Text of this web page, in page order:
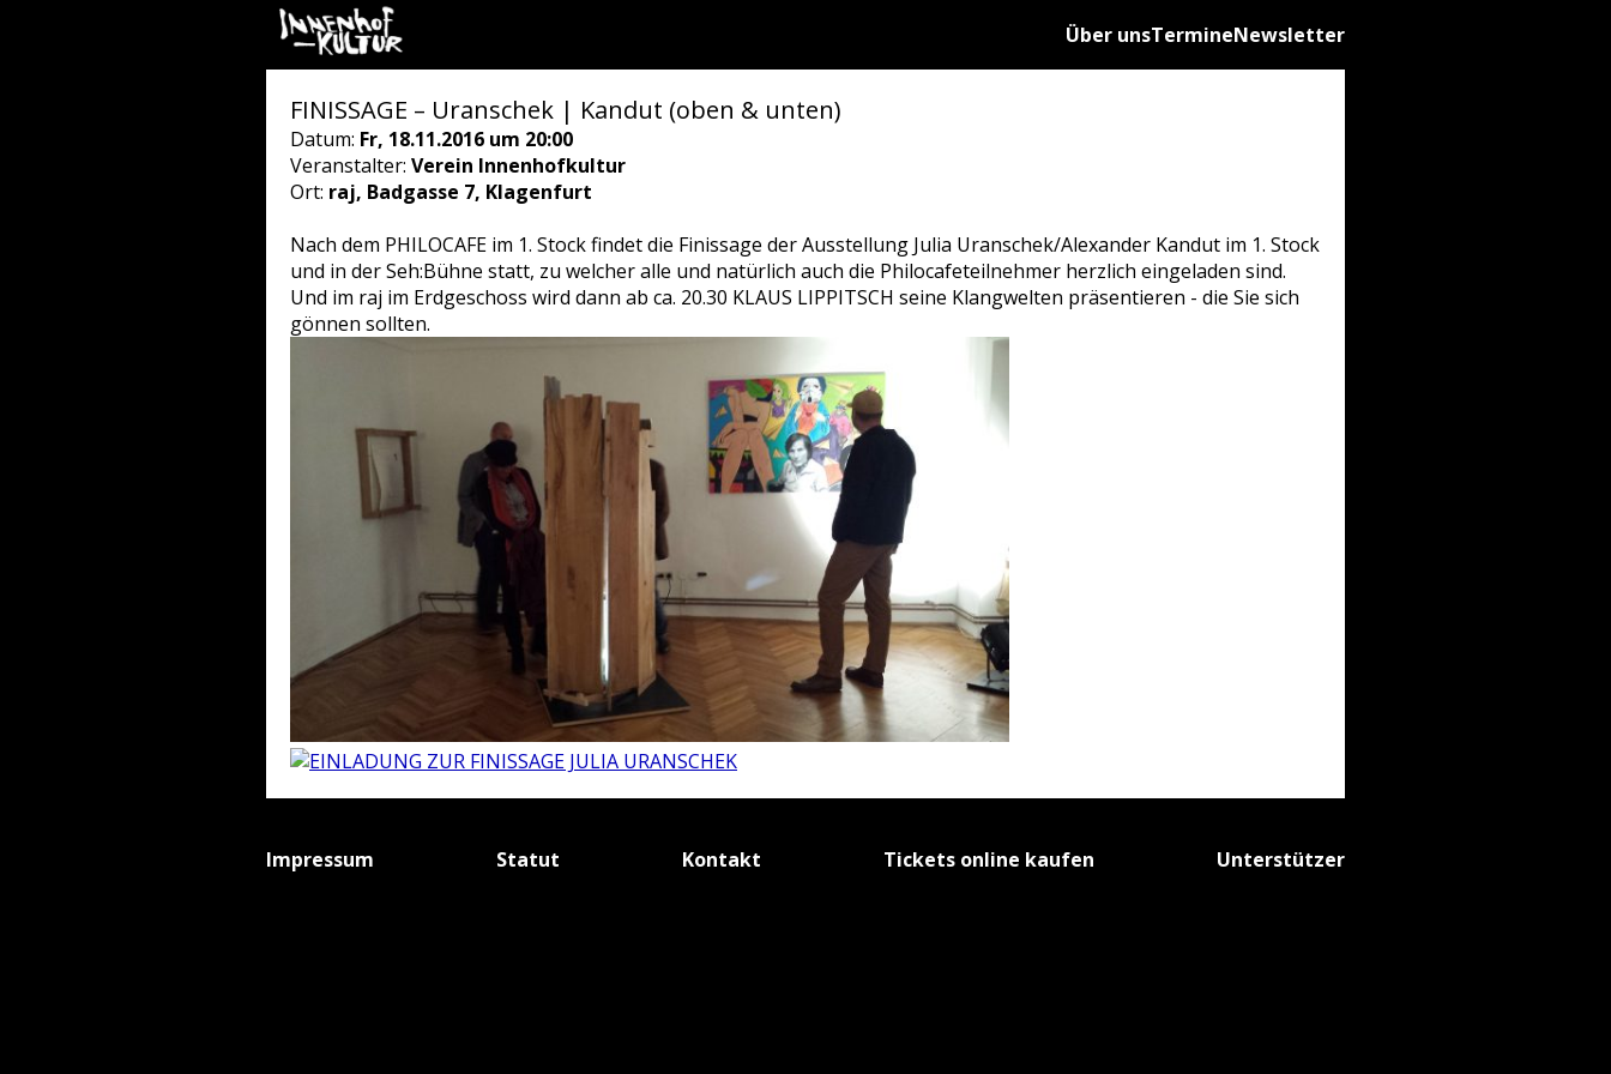
Über unsTermineNewsletter
FINISSAGE – Uranschek | Kandut (oben & unten)
Datum: Fr, 18.11.2016 um 20:00
Veranstalter: Verein Innenhofkultur
Ort: raj, Badgasse 7, Klagenfurt
Nach dem PHILOCAFE im 1. Stock findet die Finissage der Ausstellung Julia Uranschek/Alexander Kandut im 1. Stock
und in der Seh:Bühne statt, zu welcher alle und natürlich auch die Philocafeteilnehmer herzlich eingeladen sind.
Und im raj im Erdgeschoss wird dann ab ca. 20.30 KLAUS LIPPITSCH seine Klangwelten präsentieren - die Sie sich
gönnen sollten.
Impressum Statut Kontakt Tickets online kaufen Unterstützer